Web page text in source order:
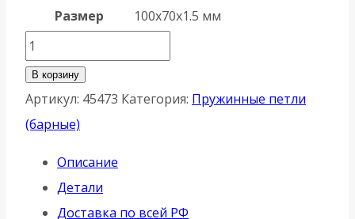
Размер
100х70х1.5 мм
Количество
товара
Петля
Armadillo
пружинная
Aldeghi
В корзину
Артикул: 45473 Категория: Пружинные петли
(барные)
Описание
Детали
Доставка по всей РФ